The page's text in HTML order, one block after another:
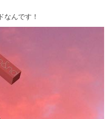
なんです！